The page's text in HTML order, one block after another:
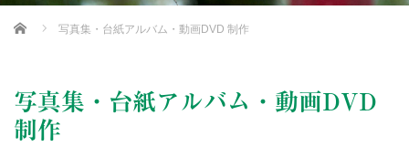
Home 写真集・台紙アルバム・動画DVD 制作
写真集・台紙アルバム・動画DVD
制作